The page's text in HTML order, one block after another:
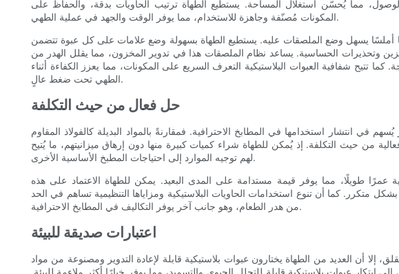
مما يُحسّن استغلال المساحة. يستطيع الطهاة ترتيب الحاويات بدقة، والحفاظ على
المكونات مُصنّفة وجاهزة للاستخدام، مما يوفر الوقت والجهد في عملية الطهي.
أملسًا يسهل وضع الملصقات عليه. يستطيع الطهاة بسهولة وضع علامات على كل عبوة تتضمن
وتحذيرات الحساسية. يساعد نظام الملصقات هذا في تدوير المخزون، مما يقلل الهدر من
تتيح شفافية العبوات البلاستيكية التعرف السريع على المكونات، مما يعزز الكفاءة أثناء
الطهي تحت ضغط عالٍ.
حل فعال من حيث التكلفة
في انتشار استخدامها في المطابخ الاحترافية. فمقارنةً بالمواد البديلة كالفولاذ المقاوم
فعالية من حيث التكلفة. إذ يُمكن للطهاة شراء كميات كبيرة منها دون إرهاق ميزانيتهم، ما يُتيح
لهم توجيه الموارد إلى احتياجات المطبخ الأساسية الأخرى.
عمرًا طويلًا، مما يوفر قيمة مستدامة على المدى البعيد. يمكن للطهاة الاعتماد على هذه
متكرر. كما أن تنوع استخدامات الحاويات البلاستيكية ومزاياها التنظيمية تساهم في الحد
من هدر الطعام، وهو جانب آخر يوفر التكاليف في المطابخ الاحترافية.
اعتبارات صديقة للبيئة
إلا أن العديد من الطهاة يختارون عبوات بلاستيكية قابلة لإعادة التدوير ومصنوعة من مواد
عبوات بلاستيكية قابلة للتحلل الحيوي والتسميد، مما يوفر خيارًا أكثر ملاءمة للبيئة.